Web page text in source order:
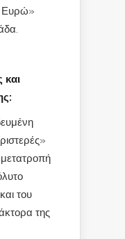
Ευρώ»
μετατροπή
του
της